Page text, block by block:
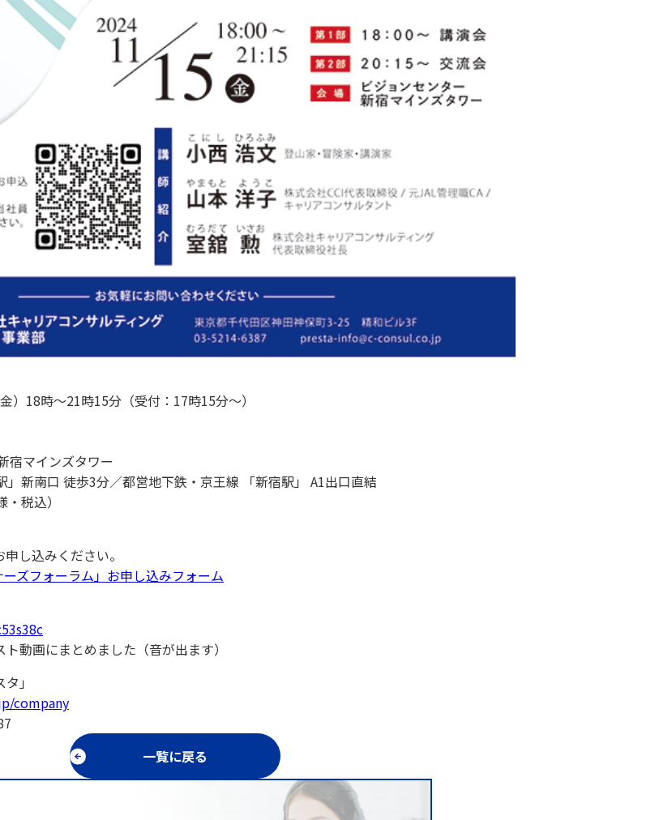
）18時～21時15分（受付：17時15分～）
宿マインズタワー
」新南口 徒歩3分／都営地下鉄・京王線 「新宿駅」 A1出口直結
税込）
し込みください。
ズフォーラム」お申し込みフォーム
動画にまとめました（音が出ます）
」
company
一覧に戻る